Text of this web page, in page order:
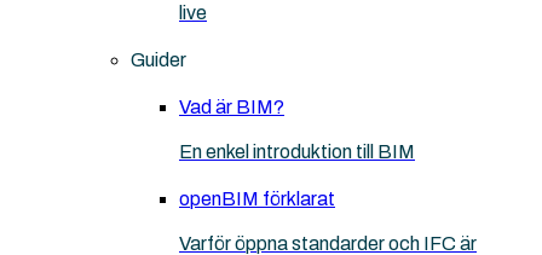
live
Guider
Vad är BIM?
En enkel introduktion till BIM
openBIM förklarat
Varför öppna standarder och IFC är